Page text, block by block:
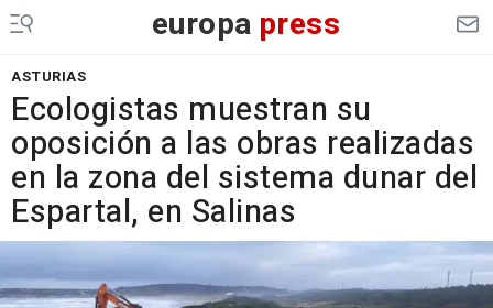
europa press
ASTURIAS
Ecologistas muestran su
oposición a las obras realizadas
en la zona del sistema dunar del
Espartal, en Salinas